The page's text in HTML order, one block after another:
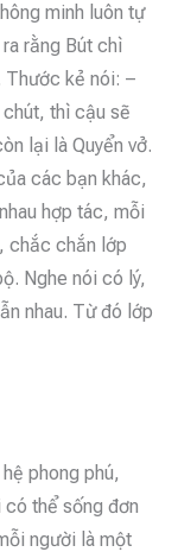
minh luôn tự
rằng Bút chì
Thước kẻ nói: –
thì cậu sẽ
lại là Quyển vở.
các bạn khác,
hợp tác, mỗi
chắc chắn lớp
Nghe nói có lý,
nhau. Từ đó lớp
phong phú,
có thể sống đơn
người là một